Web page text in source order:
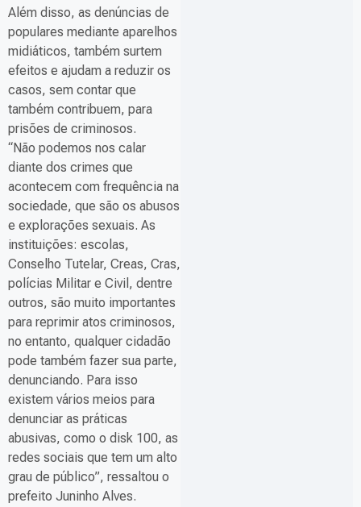
Além disso, as denúncias de
populares mediante aparelhos
midiáticos, também surtem
efeitos e ajudam a reduzir os
casos, sem contar que
também contribuem, para
prisões de criminosos.
“Não podemos nos calar
diante dos crimes que
acontecem com frequência na
sociedade, que são os abusos
e explorações sexuais. As
instituições: escolas,
Conselho Tutelar, Creas, Cras,
polícias Militar e Civil, dentre
outros, são muito importantes
para reprimir atos criminosos,
no entanto, qualquer cidadão
pode também fazer sua parte,
denunciando. Para isso
existem vários meios para
denunciar as práticas
abusivas, como o disk 100, as
redes sociais que tem um alto
grau de público”, ressaltou o
prefeito Juninho Alves.